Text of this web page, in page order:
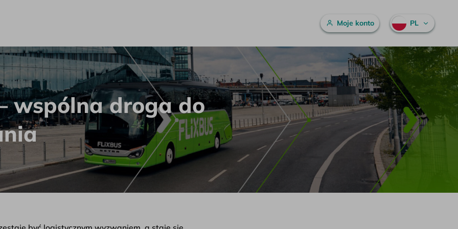
Menu główne
Moje konto PL
wspólna droga do